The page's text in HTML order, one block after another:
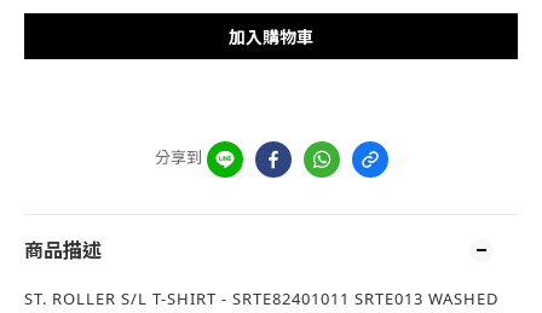
加入購物車
分享到
商品描述
ST. ROLLER S/L T-SHIRT - SRTE82401011 SRTE013 WASHED